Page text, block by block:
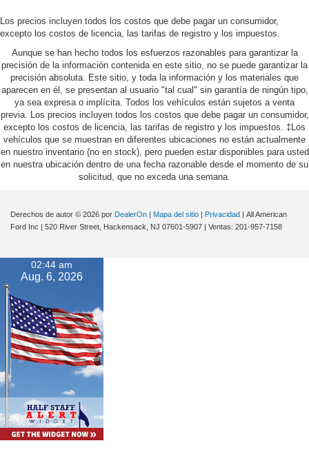
Los precios incluyen todos los costos que debe pagar un consumidor,
excepto los costos de licencia, las tarifas de registro y los impuestos.
Aunque se han hecho todos los esfuerzos razonables para garantizar la
precisión de la información contenida en este sitio, no se puede garantizar la
precisión absoluta. Este sitio, y toda la información y los materiales que
aparecen en él, se presentan al usuario "tal cual" sin garantía de ningún tipo,
ya sea expresa o implícita. Todos los vehículos están sujetos a venta
previa. Los precios incluyen todos los costos que debe pagar un consumidor,
excepto los costos de licencia, las tarifas de registro y los impuestos. ‡Los
vehículos que se muestran en diferentes ubicaciones no están actualmente
en nuestro inventario (no en stock), pero pueden estar disponibles para usted
en nuestra ubicación dentro de una fecha razonable desde el momento de su
solicitud, que no exceda una semana.
Derechos de autor © 2026 por DealerOn Mapa del sitio Privacidad | All American
Ford Inc
520 River Street, Hackensack, NJ 07601-5907 | Ventas: 201-957-7158
02:44 am
Aug. 6, 2026